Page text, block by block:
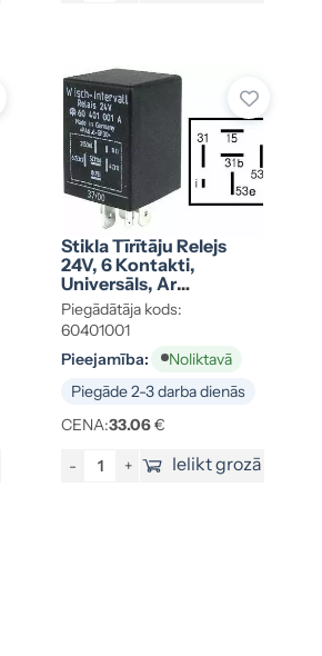
Stikla Tīrītāju Relejs
24V, 6 Kontakti,
Universāls, Ar
Kronšteinu
Piegādātāja kods:
60401001
Pieejamība:
Noliktavā
Piegāde 2-3 darba dienās
CENA:33.06€
- + Ielikt grozā